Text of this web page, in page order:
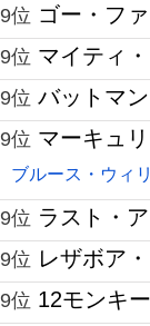
9位 ゴー・フ
9位 マイティ
9位 バットマン
9位 マーキュ
ブルース・ウィ
9位 ラスト・
9位 レザボア
9位 12モンキ